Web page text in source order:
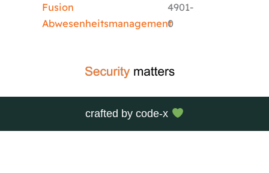
Fusion
Abwesenheitsmanagement
4901-
0
crafted bycode-x